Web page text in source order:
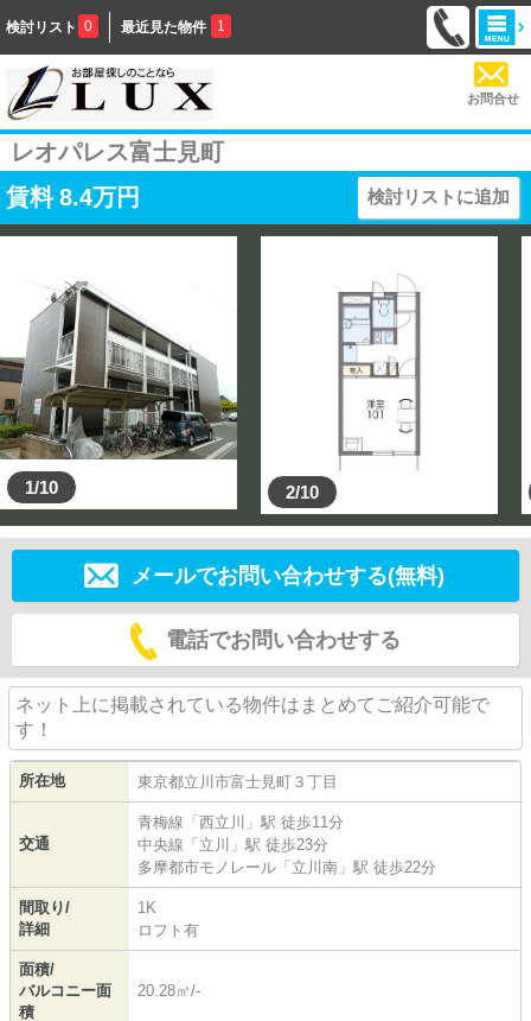
検討リスト 0 最近見た物件 1
お問合せ
レオパレス富士見町
賃料 8.4万円 検討リストに追加
1/10 2/10
メールでお問い合わせする(無料)
電話でお問い合わせする
ネット上に掲載されている物件はまとめてご紹介可能で
す！
所在地 東京都立川市富士見町 ３丁目
交通
青梅線 「西立川 」駅 徒歩11分
中央線 「立川 」駅 徒歩23分
多摩都市モノレール 「立川南 」駅 徒歩22分
間取り/
詳細
1K
ロフト有
面積/
バルコニー面
積
20.28㎡/-